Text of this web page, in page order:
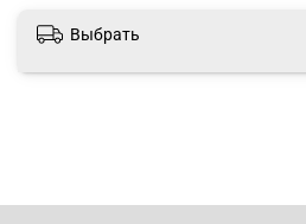
Выбрать